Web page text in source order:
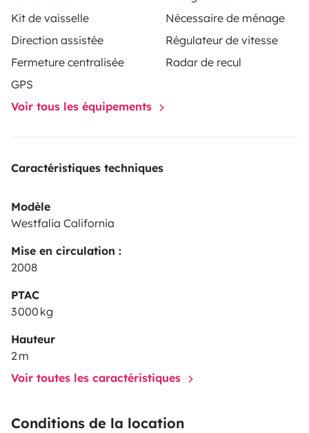
Child seat
Child booster seat
And any other request you may have!
Let the No Limit adventure begin!
Kit de vaisselle
Nécessaire de ménage
Direction assistée
Régulateur de vitesse
Fermeture centralisée
Radar de recul
GPS
Voir tous les équipements
Caractéristiques techniques
Modèle
Westfalia California
Mise en circulation :
2008
PTAC
3 000 kg
Hauteur
2 m
Voir toutes les caractéristiques
Conditions de la location